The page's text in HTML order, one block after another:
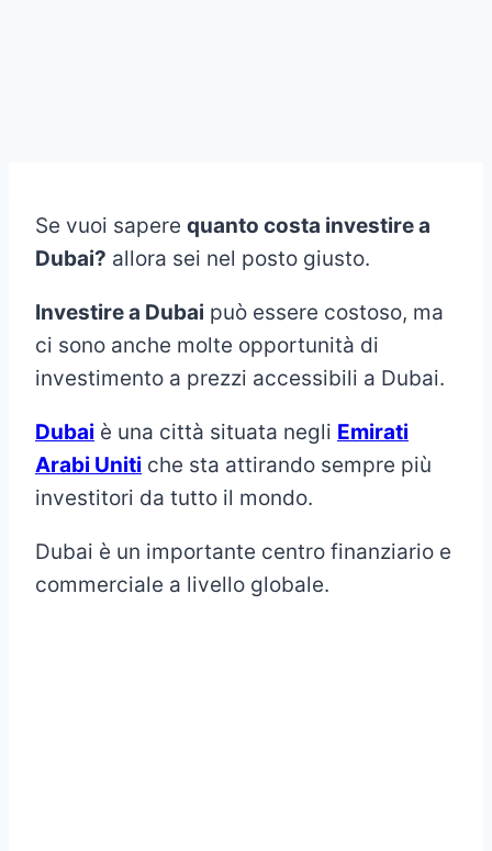
Se vuoi sapere quanto costa investire a
Dubai? allora sei nel posto giusto.
Investire a Dubai può essere costoso, ma
ci sono anche molte opportunità di
investimento a prezzi accessibili a Dubai.
Dubai è una città situata negli Emirati
Arabi Uniti che sta attirando sempre più
investitori da tutto il mondo.
Dubai è un importante centro finanziario e
commerciale a livello globale.